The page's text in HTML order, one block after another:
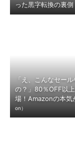
った黒字転換の裏側
「え、こんなセー
の？」80％OFF以
場！Amazonの本気
on）